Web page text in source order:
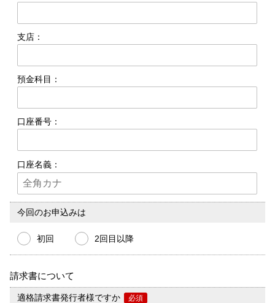
支店：
預金科目：
口座番号：
口座名義：
今回のお申込みは
初回 2回目以降
請求書について
適格請求書発行者様ですか 必須